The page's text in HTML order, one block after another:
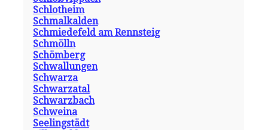
Schlotheim
Schmalkalden
Schmiedefeld am Rennsteig
Schmölln
Schömberg
Schwallungen
Schwarza
Schwarzatal
Schwarzbach
Schweina
Seelingstädt